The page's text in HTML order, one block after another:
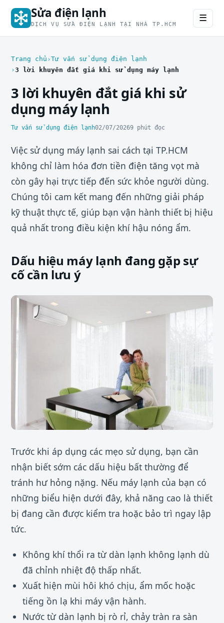
Sửa điện lạnh
DỊCH VỤ SỬA ĐIỆN LẠNH TẠI NHÀ TP.HCM
☰
Trang chủ Tư vấn sử dụng điện lạnh
3 lời khuyên đắt giá khi sử dụng máy lạnh
3 lời khuyên đắt giá khi sử
dụng máy lạnh
Tư vấn sử dụng điện lạnh02/07/20269 phút đọc
Việc sử dụng máy lạnh sai cách tại TP.HCM
không chỉ làm hóa đơn tiền điện tăng vọt mà
còn gây hại trực tiếp đến sức khỏe người dùng.
Chúng tôi cam kết mang đến những giải pháp
kỹ thuật thực tế, giúp bạn vận hành thiết bị hiệu
quả nhất trong điều kiện khí hậu nóng ẩm.
Dấu hiệu máy lạnh đang gặp sự
cố cần lưu ý
Trước khi áp dụng các mẹo sử dụng, bạn cần
nhận biết sớm các dấu hiệu bất thường để
tránh hư hỏng nặng. Nếu máy lạnh của bạn có
những biểu hiện dưới đây, khả năng cao là thiết
bị đang cần được kiểm tra hoặc bảo trì ngay lập
tức.
Không khí thổi ra từ dàn lạnh không lạnh dù
đã chỉnh nhiệt độ thấp nhất.
Xuất hiện mùi hôi khó chịu, ẩm mốc hoặc
tiếng ồn lạ khi máy vận hành.
Nước từ dàn lạnh bị rò rỉ, chảy tràn ra sàn